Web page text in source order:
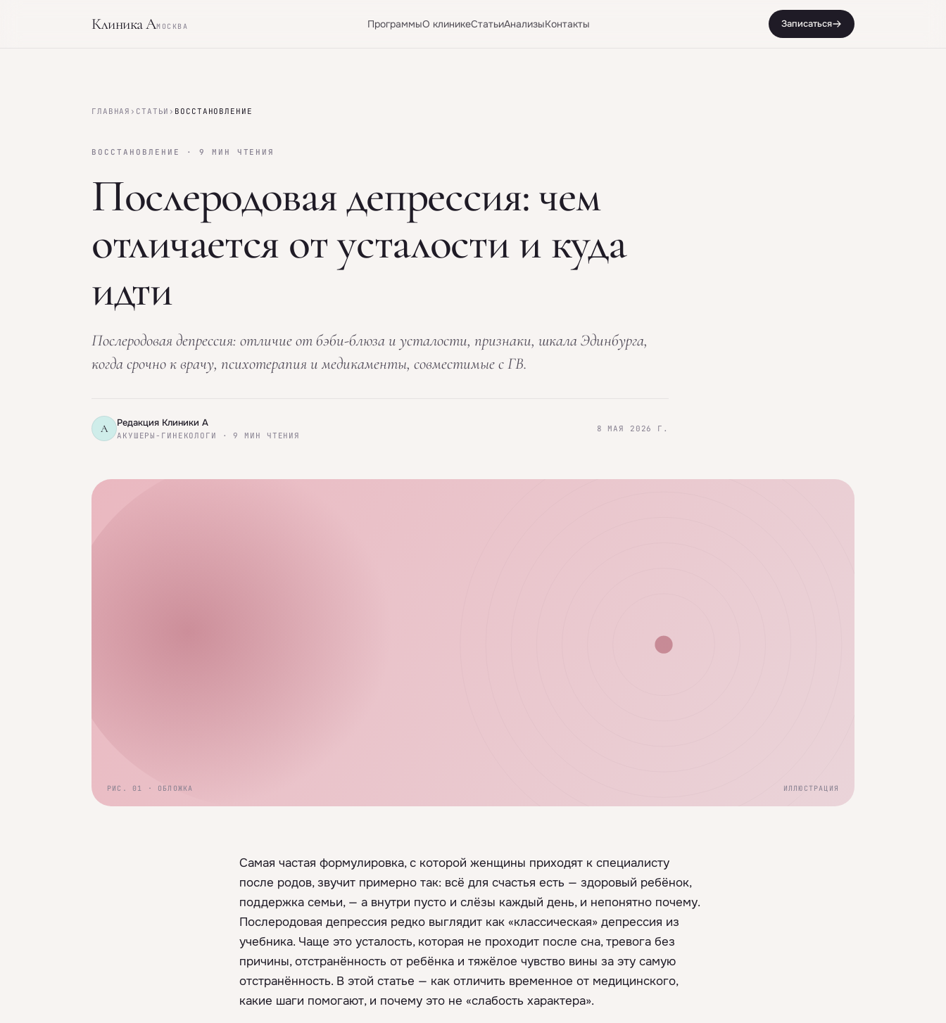
Клиника АМОСКВА ПрограммыО клиникеСтатьиАнализыКонтакты Записаться
ГЛАВНАЯ › СТАТЬИ › ВОССТАНОВЛЕНИЕ
ВОССТАНОВЛЕНИЕ · 9 МИН ЧТЕНИЯ
Послеродовая депрессия: чем
отличается от усталости и куда
идти
Послеродовая депрессия: отличие от бэби-блюза и усталости, признаки, шкала Эдинбурга,
когда срочно к врачу, психотерапия и медикаменты, совместимые с ГВ.
А Редакция Клиники А
АКУШЕРЫ-ГИНЕКОЛОГИ · 9 МИН ЧТЕНИЯ
8 МАЯ 2026 Г.
РИС. 01 · ОБЛОЖКА ИЛЛЮСТРАЦИЯ
Самая частая формулировка, с которой женщины приходят к специалисту
после родов, звучит примерно так: всё для счастья есть — здоровый ребёнок,
поддержка семьи, — а внутри пусто и слёзы каждый день, и непонятно почему.
Послеродовая депрессия редко выглядит как «классическая» депрессия из
учебника. Чаще это усталость, которая не проходит после сна, тревога без
причины, отстранённость от ребёнка и тяжёлое чувство вины за эту самую
отстранённость. В этой статье — как отличить временное от медицинского,
какие шаги помогают, и почему это не «слабость характера».